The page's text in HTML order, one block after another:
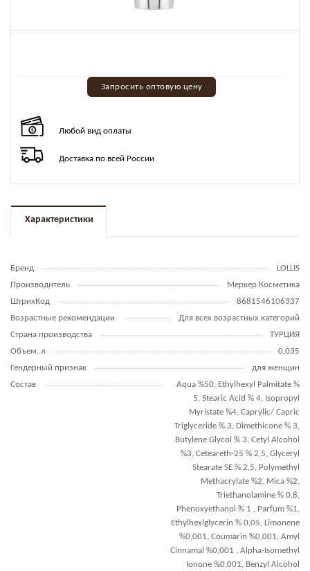
Запросить оптовую цену
Любой вид оплаты
Доставка по всей России
Характеристики
Бренд
LOLLIS
Производитель
Меркер Косметика
ШтрихКод
8681546106337
Возрастные рекомендации
Для всех возрастных категорий
Страна производства
ТУРЦИЯ
Объем, л
0.035
Гендерный признак
для женщин
Состав
Aqua %50, Ethylhexyl Palmitate %
5, Stearic Acid % 4, Isopropyl
Myristate %4, Caprylic/ Capric
Triglyceride % 3, Dimethicone % 3,
Butylene Glycol % 3, Cetyl Alcohol
%3, Ceteareth-25 % 2,5, Glyceryl
Stearate SE % 2,5, Polymethyl
Methacrylate %2, Mica %2,
Triethanolamine % 0,8,
Phenoxyethanol % 1 , Parfum %1,
Ethylhexlglycerin % 0,05, Limonene
%0,001, Coumarin %0,001, Amyl
Cinnamal %0,001 , Alpha-Isomethyl
Ionone %0,001, Benzyl Alcohol